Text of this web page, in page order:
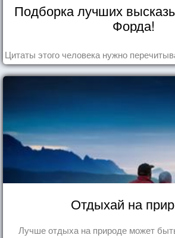
Подборка лучших
Форда!
Цитаты этого человека нужно
Отдыхай на
Лучше отдыха на природе может